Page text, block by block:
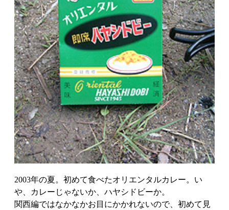
2003年の夏。初めて食べたオリエンタルカレー。い
や、カレーじゃないか、ハヤシドビーか。
関西編ではなかなかお目にかかれないので、初めて見